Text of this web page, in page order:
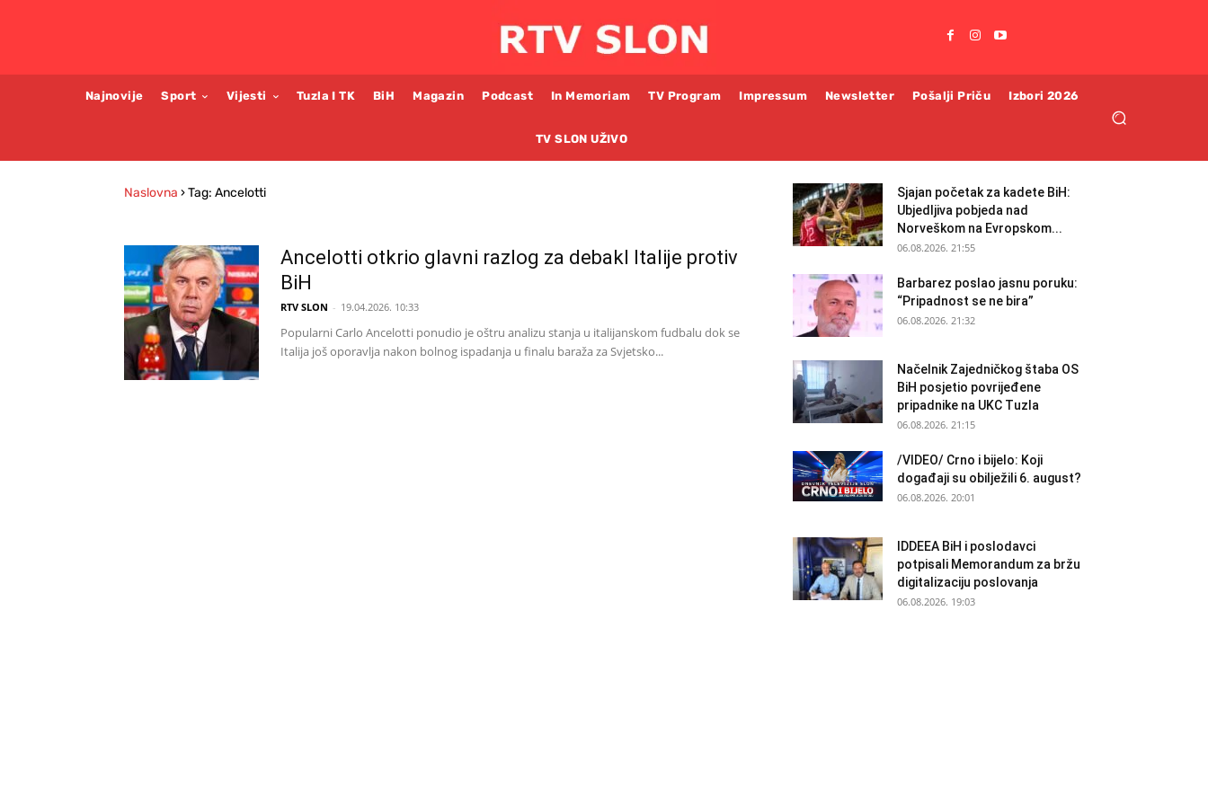
Najnovije Sport Vijesti Tuzla I TK BiH Magazin Podcast In Memoriam TV Program Impressum Newsletter Pošalji Priču Izbori 2026
TV SLON UŽIVO
Naslovna ›Tag: Ancelotti
Ancelotti otkrio glavni razlog za debakl Italije protiv
BiH
RTV SLON - 19.04.2026. 10:33
Popularni Carlo Ancelotti ponudio je oštru analizu stanja u italijanskom fudbalu dok se
Italija još oporavlja nakon bolnog ispadanja u finalu baraža za Svjetsko...
Sjajan početak za kadete BiH:
Ubjedljiva pobjeda nad
Norveškom na Evropskom...
06.08.2026. 21:55
Barbarez poslao jasnu poruku:
“Pripadnost se ne bira”
06.08.2026. 21:32
Načelnik Zajedničkog štaba OS
BiH posjetio povrijeđene
pripadnike na UKC Tuzla
06.08.2026. 21:15
/VIDEO/ Crno i bijelo: Koji
događaji su obilježili 6. august?
06.08.2026. 20:01
IDDEEA BiH i poslodavci
potpisali Memorandum za bržu
digitalizaciju poslovanja
06.08.2026. 19:03